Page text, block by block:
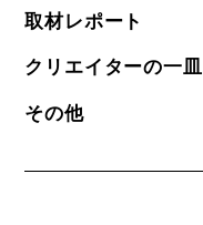
取材レポート
クリエイターの一皿
その他